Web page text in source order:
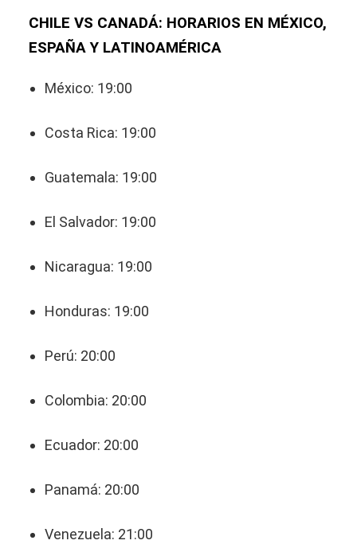
CHILE VS CANADÁ: HORARIOS EN MÉXICO,
ESPAÑA Y LATINOAMÉRICA
México: 19:00
Costa Rica: 19:00
Guatemala: 19:00
El Salvador: 19:00
Nicaragua: 19:00
Honduras: 19:00
Perú: 20:00
Colombia: 20:00
Ecuador: 20:00
Panamá: 20:00
Venezuela: 21:00